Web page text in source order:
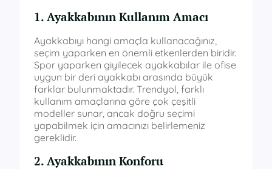
1. Ayakkabının Kullanım Amacı
Ayakkabıyı hangi amaçla kullanacağınız,
seçim yaparken en önemli etkenlerden biridir.
Spor yaparken giyilecek ayakkabılar ile ofise
uygun bir deri ayakkabı arasında büyük
farklar bulunmaktadır. Trendyol, farklı
kullanım amaçlarına göre çok çeşitli
modeller sunar, ancak doğru seçimi
yapabilmek için amacınızı belirlemeniz
gereklidir.
2. Ayakkabının Konforu